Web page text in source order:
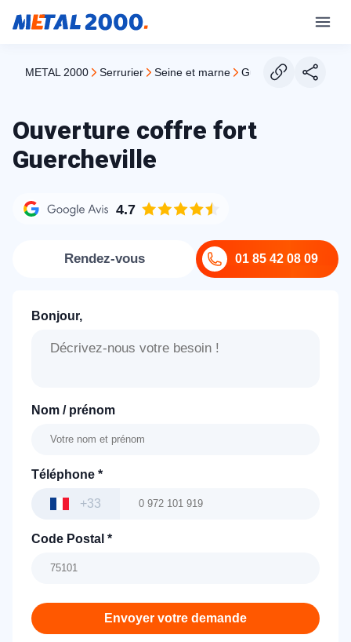
METAL 2000 serrurier seine et marne guercheville
Ouverture coffre fort
Guercheville
4.7
01 85 42 08 09
Rendez-vous
Bonjour,
Nom / prénom
Téléphone *
+33
Code Postal *
Envoyer votre demande